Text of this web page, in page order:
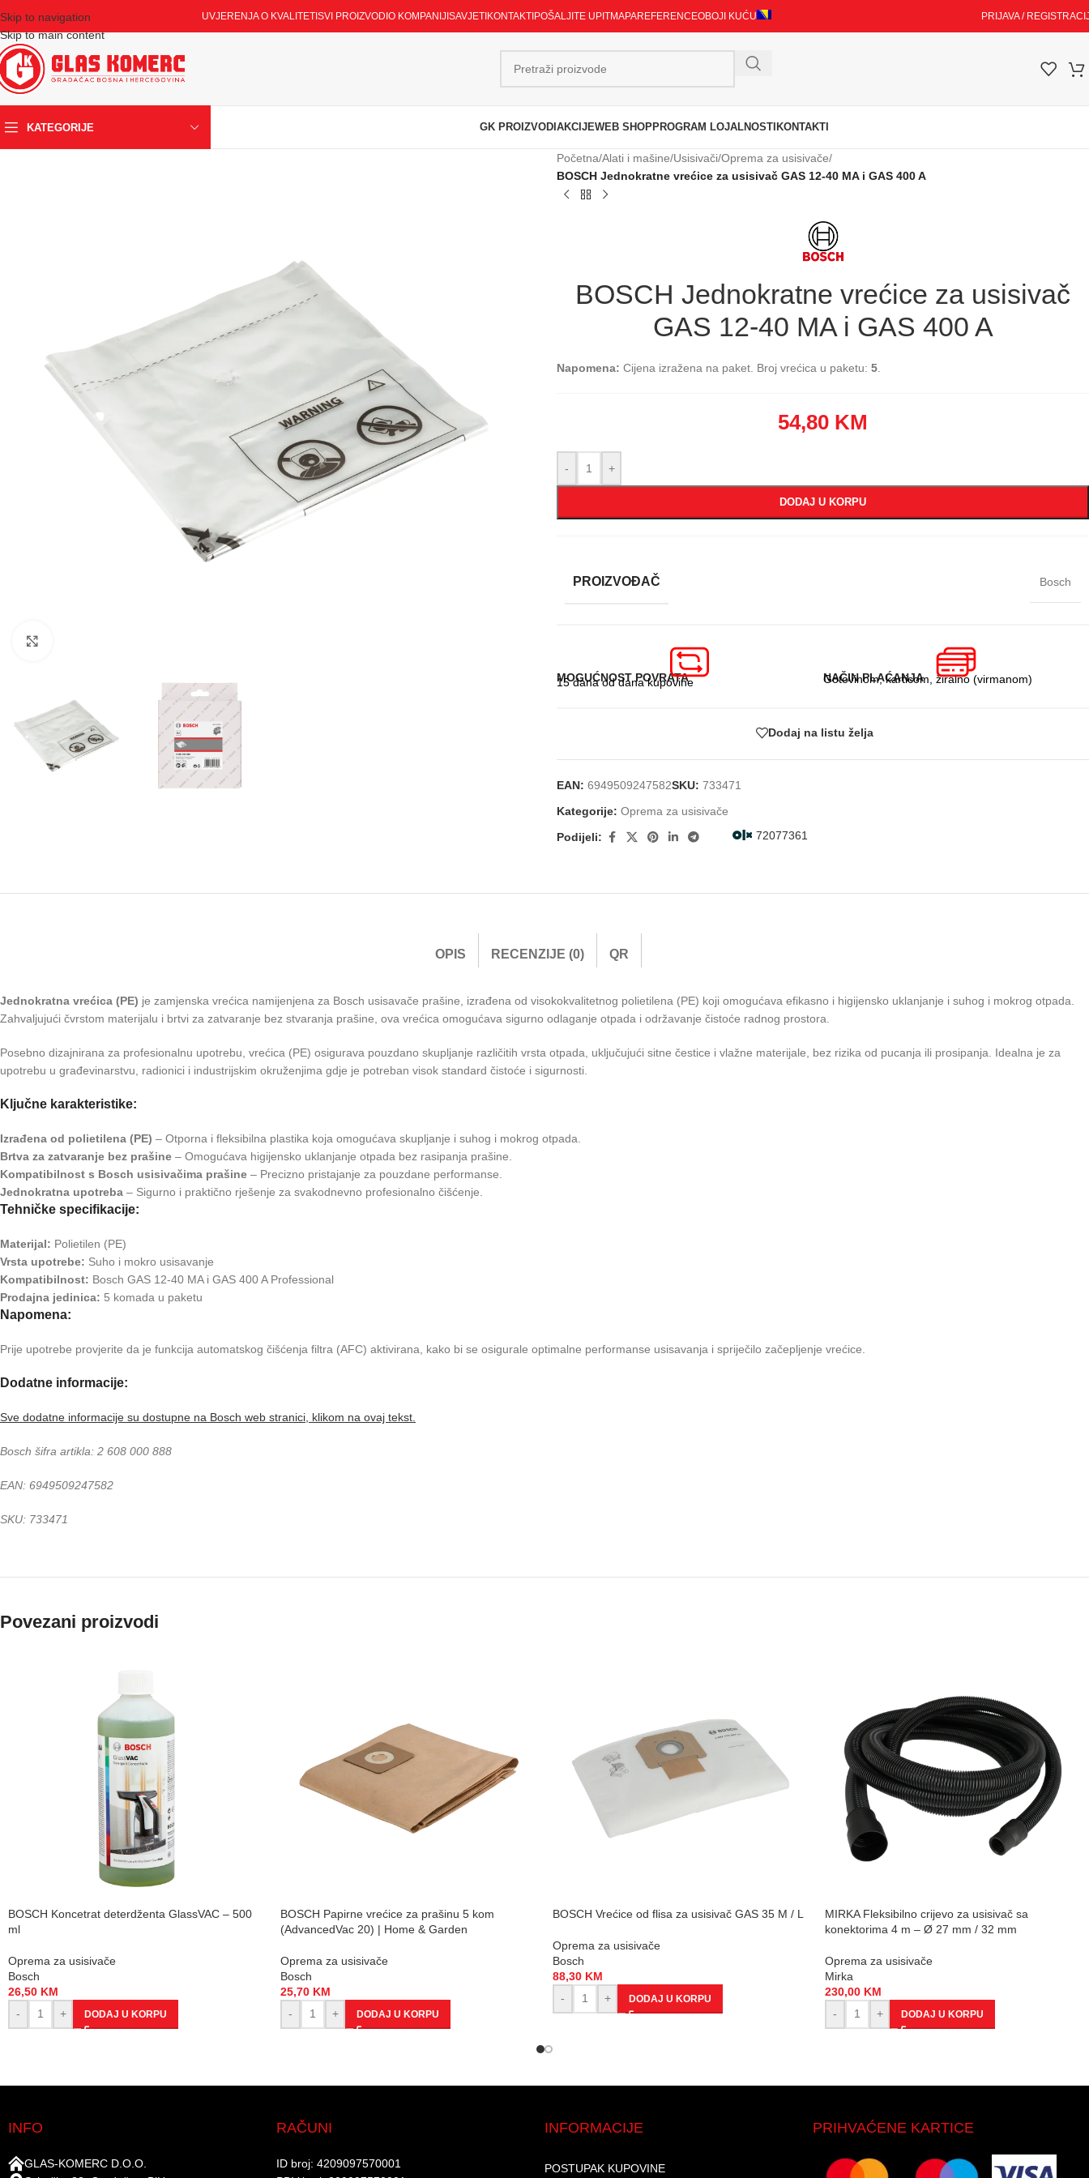
Skip to navigation
Skip to main content
UVJERENJA O KVALITETI SVI PROIZVODI O KOMPANIJI SAVJETI KONTAKTI POŠALJITE UPITMAPAREFERENCEOBOJI KUĆU PRIJAVA /
KATEGORIJE GK PROIZVODI AKCIJEWEB SHOPPROGRAM LOJALNOSTI KONTAKTI
Početna/Alati i mašine/Usisivači/Oprema za usisivače/
BOSCH Jednokratne vrećice za usisivač GAS 12-40 MA i GAS 400 A
BOSCH Jednokratne vrećice za usisivač
GAS 12-40 MA i GAS 400 A
Napomena: Cijena izražena na paket. Broj vrećica u paketu: 5
54,80 KM
- +
DODAJ U KORPU
PROIZVOĐAČ Bosch
MOGUĆNOST POVRATA
15 dana od dana kupovine NAČIN PLAĆANJA
Gotovinom, karticom, žiralno (virmanom)
Dodaj na listu želja
EAN: 6949509247582SKU: 733471
Kategorije: Oprema za usisivače
72077361
Podijeli:
OPIS RECENZIJE (0) QR
Jednokratna vrećica (PE) je zamjenska vrećica namijenjena za Bosch usisavače prašine, izrađena od visokokvalitetnog polietilena (PE) koji omogućava efikasno i higijensko uklanjanje i suhog i mokrog otpada.
Zahvaljujući čvrstom materijalu i brtvi za zatvaranje bez stvaranja prašine, ova vrećica omogućava sigurno odlaganje otpada i održavanje čistoće radnog prostora.
Posebno dizajnirana za profesionalnu upotrebu, vrećica (PE) osigurava pouzdano skupljanje različitih vrsta otpada, uključujući sitne čestice i vlažne materijale, bez rizika od pucanja ili prosipanja. Idealna je za
upotrebu u građevinarstvu, radionici i industrijskim okruženjima gdje je potreban visok standard čistoće i sigurnosti.
Ključne karakteristike:
Izrađena od polietilena (PE) – Otporna i fleksibilna plastika koja omogućava skupljanje i suhog i mokrog otpada.
Brtva za zatvaranje bez prašine – Omogućava higijensko uklanjanje otpada bez rasipanja prašine.
Kompatibilnost s Bosch usisivačima prašine – Precizno pristajanje za pouzdane performanse.
Jednokratna upotreba – Sigurno i praktično rješenje za svakodnevno profesionalno čišćenje.
Tehničke specifikacije:
Materijal: Polietilen (PE)
Vrsta upotrebe: Suho i mokro usisavanje
Kompatibilnost: Bosch GAS 12-40 MA i GAS 400 A Professional
Prodajna jedinica: 5 komada u paketu
Napomena:
Prije upotrebe provjerite da je funkcija automatskog čišćenja filtra (AFC) aktivirana, kako bi se osigurale optimalne performanse usisavanja i spriječilo začepljenje vrećice.
Dodatne informacije:
Sve dodatne informacije su dostupne na Bosch web stranici, klikom na ovaj tekst.
Bosch šifra artikla: 2 608 000 888
EAN: 6949509247582
SKU: 733471
Povezani proizvodi
BOSCH Koncetrat deterdženta GlassVAC – 500
ml
Oprema za usisivače
Bosch
26,50 KM
-
+ DODAJ U KORPU
BOSCH Papirne vrećice za prašinu 5 kom
(AdvancedVac 20) | Home & Garden
Oprema za usisivače
Bosch
25,70 KM
-
+ DODAJ U KORPU
BOSCH Vrećice od flisa za usisivač GAS 35 M / L
Oprema za usisivače
Bosch
88,30 KM
-
+ DODAJ U KORPU
MIRKA Fleksibilno crijevo za usisivač sa
konektorima 4 m – Ø 27 mm / 32 mm
Oprema za usisivače
Mirka
230,00 KM
-
+ DODAJ U KORPU
INFO
GLAS-KOMERC D.O.O.
RAČUNI
ID broj: 4209097570001​
INFORMACIJE
POSTUPAK KUPOVINE
PRIHVAĆENE KARTICE